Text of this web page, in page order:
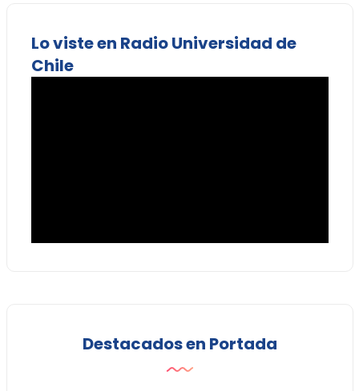
Lo viste en Radio Universidad de
Chile
Destacados en Portada